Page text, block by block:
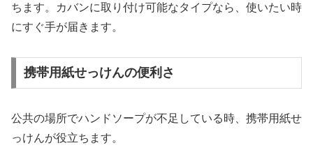
ちます。カバンに取り付け可能なタイプなら、使いたい時
にすぐ手が届きます。
携帯用紙せっけんの便利さ
公共の場所でハンドソープが不足している時、携帯用紙せ
っけんが役立ちます。